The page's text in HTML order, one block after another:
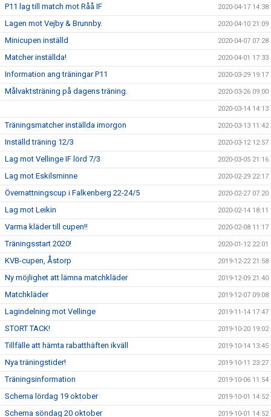
P11 lag till match mot Råå IF 2020-04-17 14:38
Lagen mot Vejby & Brunnby. 2020-04-10 21:09
Minicupen inställd 2020-04-07 07:28
Matcher inställda! 2020-04-01 17:33
Information ang träningar P11 2020-03-29 19:17
Målvaktsträning på dagens träning. 2020-03-26 09:00
2020-03-14 14:13
Träningsmatcher inställda imorgon 2020-03-13 11:42
Inställd träning 12/3 2020-03-12 12:57
Lag mot Vellinge IF lörd 7/3 2020-03-05 21:16
Lag mot Eskilsminne 2020-02-29 22:17
Övernattningscup i Falkenberg 22-24/5 2020-02-27 07:20
Lag mot Leikin 2020-02-14 18:11
Varma kläder till cupen!! 2020-02-08 11:17
Träningsstart 2020! 2020-01-12 22:01
KVB-cupen, Åstorp 2019-12-22 21:58
Ny möjlighet att lämna matchkläder 2019-12-09 21:40
Matchkläder 2019-12-07 09:08
Lagindelning mot Vellinge 2019-11-14 17:47
STORT TACK! 2019-10-20 19:02
Tillfälle att hämta rabatthäften ikväll 2019-10-14 13:45
Nya träningstider! 2019-10-11 23:27
Träningsinformation 2019-10-06 11:54
Schema lördag 19 oktober 2019-10-01 14:52
Schema söndag 20 oktober 2019-10-01 14:52